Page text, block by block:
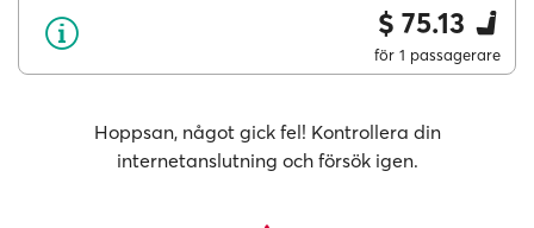
$ 75.13
för 1 passagerare
Hoppsan, något gick fel! Kontrollera din
internetanslutning och försök igen.